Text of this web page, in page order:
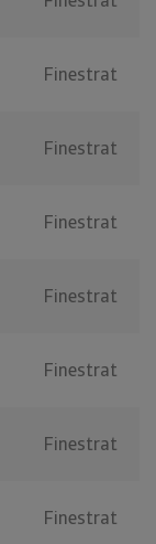
Finestrat
Finestrat
Finestrat
Finestrat
Finestrat
Finestrat
Finestrat